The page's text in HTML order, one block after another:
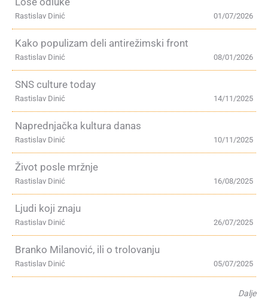
01/07/2026
Rastislav Dinić
Kako populizam deli antirežimski front
08/01/2026
Rastislav Dinić
SNS culture today
14/11/2025
Rastislav Dinić
Naprednjačka kultura danas
10/11/2025
Rastislav Dinić
Život posle mržnje
16/08/2025
Rastislav Dinić
Ljudi koji znaju
26/07/2025
Rastislav Dinić
Branko Milanović, ili o trolovanju
05/07/2025
Rastislav Dinić
Dalje